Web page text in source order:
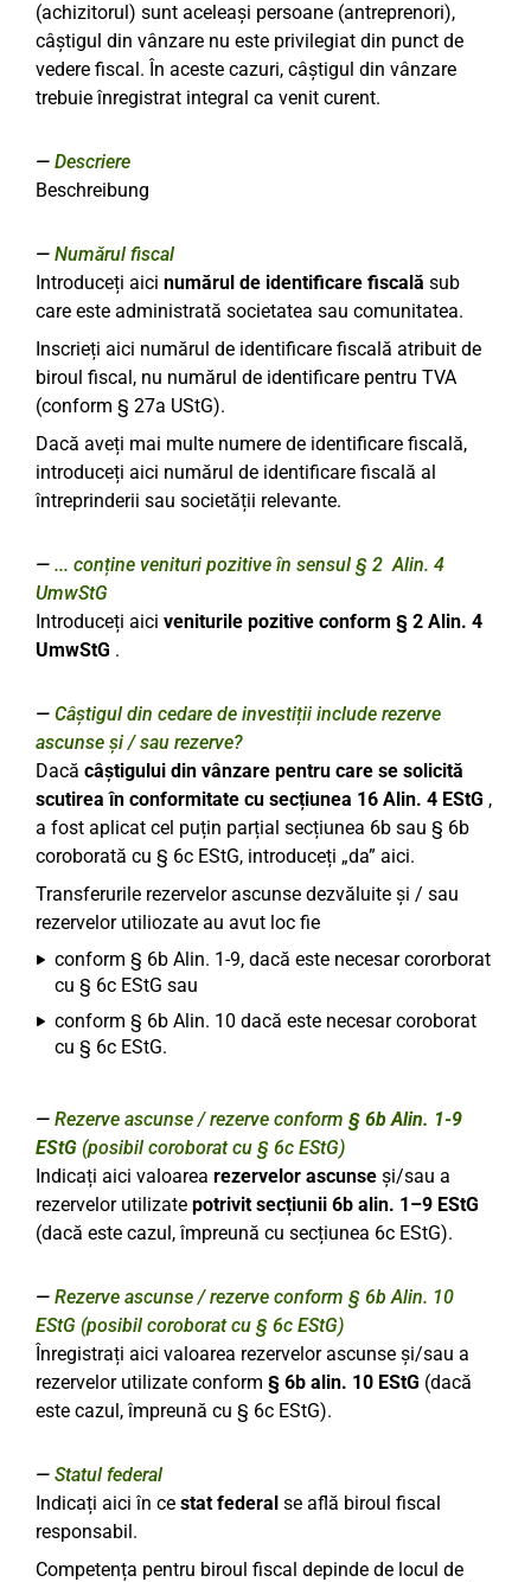
(achizitorul) sunt aceleași persoane (antreprenori),
câștigul din vânzare nu este privilegiat din punct de
vedere fiscal. În aceste cazuri, câștigul din vânzare
trebuie înregistrat integral ca venit curent.
Descriere
Beschreibung
Numărul fiscal
Introduceți aici numărul de identificare fiscală sub
care este administrată societatea sau comunitatea.
Inscrieți aici numărul de identificare fiscală atribuit de
biroul fiscal, nu numărul de identificare pentru TVA
(conform § 27a UStG).
Dacă aveți mai multe numere de identificare fiscală,
introduceți aici numărul de identificare fiscală al
întreprinderii sau societății relevante.
... conține venituri pozitive în sensul § 2 Alin. 4
UmwStG
Introduceți aici veniturile pozitive conform § 2 Alin. 4
UmwStG .
Câștigul din cedare de investiții include rezerve
ascunse și / sau rezerve?
Dacă câștigului din vânzare pentru care se solicită
scutirea în conformitate cu secțiunea 16 Alin. 4 EStG ,
a fost aplicat cel puțin parțial secțiunea 6b sau § 6b
coroborată cu § 6c EStG, introduceți „da” aici.
Transferurile rezervelor ascunse dezvăluite și / sau
rezervelor utiliozate au avut loc fie
conform § 6b Alin. 1-9, dacă este necesar cororborat
cu § 6c EStG sau
conform § 6b Alin. 10 dacă este necesar coroborat
cu § 6c EStG.
Rezerve ascunse / rezerve conform § 6b Alin. 1-9
EStG (posibil coroborat cu § 6c EStG)
Indicați aici valoarea rezervelor ascunse și/sau a
rezervelor utilizate potrivitsecțiunii 6b alin. 1–9 EStG
(dacă este cazul, împreună cu secțiunea 6c EStG).
Rezerve ascunse / rezerve conform § 6b Alin. 10
EStG (posibil coroborat cu § 6c EStG)
Înregistrați aici valoarea rezervelor ascunse și/sau a
rezervelor utilizate conform § 6b alin. 10 EStG (dacă
este cazul, împreună cu § 6c EStG).
Statul federal
Indicați aici în ce stat federal se află biroul fiscal
responsabil.
Competența pentru biroul fiscal depinde de locul de